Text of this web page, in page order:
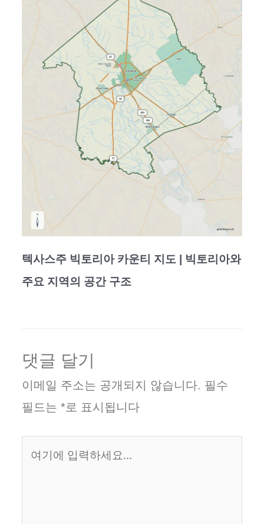
텍사스주 빅토리아 카운티 지도 | 빅토리아와
주요 지역의 공간 구조
댓글 달기
이메일 주소는 공개되지 않습니다. 필수
필드는 *로 표시됩니다